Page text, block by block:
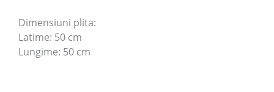
Dimensiuni plita:
Latime: 50 cm
Lungime: 50 cm